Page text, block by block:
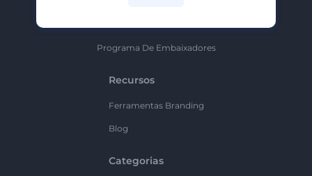
Programa De Embaixadores
Recursos
Ferramentas Branding
Blog
Categorias